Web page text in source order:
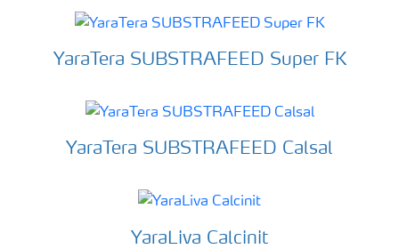
YaraTera SUBSTRAFEED Super FK
YaraTera SUBSTRAFEED Calsal
YaraLiva Calcinit